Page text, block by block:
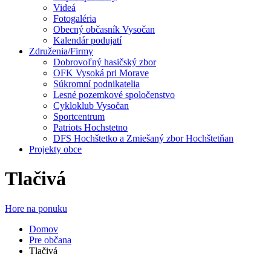
Videá
Fotogaléria
Obecný občasník Vysočan
Kalendár podujatí
Združenia/Firmy
Dobrovoľný hasičský zbor
OFK Vysoká pri Morave
Súkromní podnikatelia
Lesné pozemkové spoločenstvo
Cykloklub Vysočan
Sportcentrum
Patriots Hochstetno
DFS Hochštetko a Zmiešaný zbor Hochštetňan
Projekty obce
Tlačivá
Hore na ponuku
Domov
Pre občana
Tlačivá